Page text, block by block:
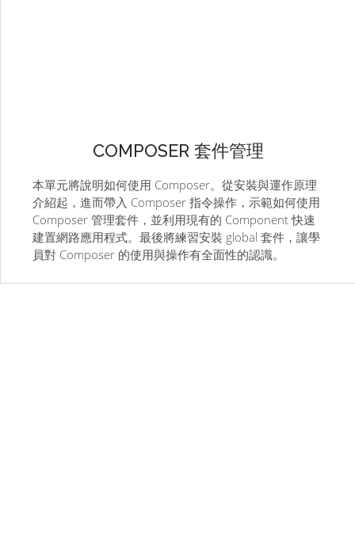
COMPOSER 套件管理
本單元將說明如何使用 Composer。從安裝與運作原理
介紹起，進而帶入 Composer 指令操作，示範如何使用
Composer 管理套件，並利用現有的 Component 快速
建置網路應用程式。最後將練習安裝 global 套件，讓學
員對 Composer 的使用與操作有全面性的認識。